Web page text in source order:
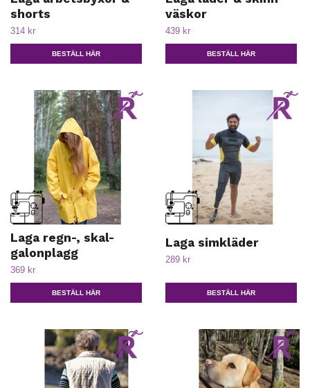
shorts
314 kr
BESTÄLL HÄR
väskor
439 kr
BESTÄLL HÄR
Laga regn-, skal-
galonplagg
369 kr
BESTÄLL HÄR
Laga simkläder
289 kr
BESTÄLL HÄR